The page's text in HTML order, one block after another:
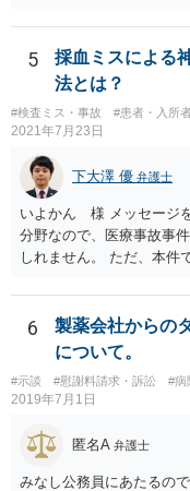
5
採血ミスによる
法とは？
#検査ミス・事故 #患者・入所
2021年7月23日
下大澤 優 弁護士
いよかん 様 メッセージ
分野なので、医療事故事
しれません。 ただ、本件
の過失（医療ミス）の立
ないため、損害額の立証
関しては、交通事故事件
る弁護士は多いと思いま
れることも可能ではあり
ない（多少の増額はあり
と思われます。 弁護士が
とは多々あるため、可能
めしたいところです。
6
製薬会社からの
について。
#示談 #慰謝料請求・訴訟 #病
2019年7月1日
匿名A 弁護士
みなし公務員にあたるの